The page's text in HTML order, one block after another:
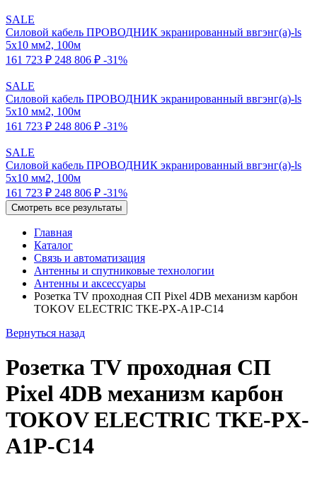
SALE
Силовой кабель ПРОВОДНИК экранированный ввгэнг(a)-ls
5x10 мм2, 100м
161 723 ₽ 248 806 ₽ -31%
SALE
Силовой кабель ПРОВОДНИК экранированный ввгэнг(a)-ls
5x10 мм2, 100м
161 723 ₽ 248 806 ₽ -31%
SALE
Силовой кабель ПРОВОДНИК экранированный ввгэнг(a)-ls
5x10 мм2, 100м
161 723 ₽ 248 806 ₽ -31%
Смотреть все результаты
Главная
Каталог
Связь и автоматизация
Антенны и спутниковые технологии
Антенны и аксессуары
Розетка TV проходная СП Pixel 4DB механизм карбон
TOKOV ELECTRIC TKE-PX-A1P-C14
Вернуться назад
Розетка TV проходная СП
Pixel 4DB механизм карбон
TOKOV ELECTRIC TKE-PX-
A1P-C14